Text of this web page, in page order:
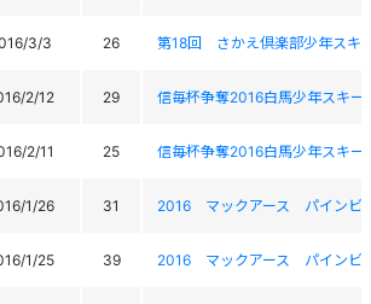
3/3 26 第18回 さかえ倶楽部少年スキ
2/12 29 信毎杯争奪2016白馬少年スキ
2/11 25 信毎杯争奪2016白馬少年スキ
1/26 31 2016 マックアース パインビ
1/25 39 2016 マックアース パインビ